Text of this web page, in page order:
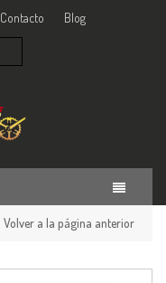
Blog
Contacto
Volver a la página anterior